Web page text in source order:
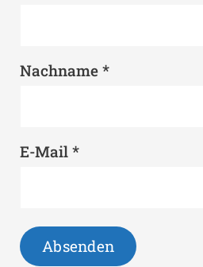
Nachname *
E-Mail *